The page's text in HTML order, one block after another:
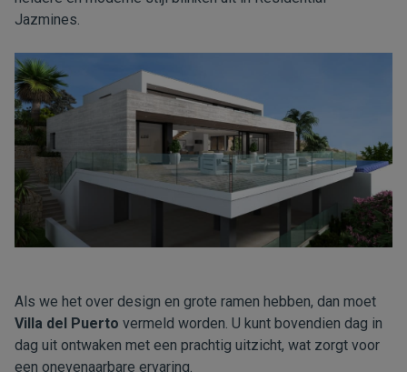
Jazmines.
Als we het over design en grote ramen hebben, dan moet
Villa del Puerto vermeld worden. U kunt bovendien dag in
dag uit ontwaken met een prachtig uitzicht, wat zorgt voor
een onevenaarbare ervaring.